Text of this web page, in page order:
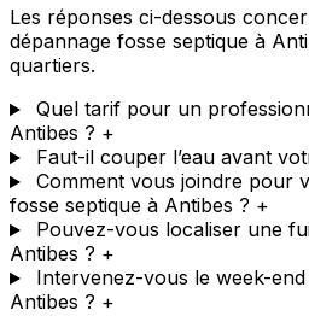
Les réponses ci-dessous
dépannage fosse septique à
quartiers.
Quel tarif pour un
Antibes ? +
Faut-il couper l’eau avant
Comment vous joindre pour
fosse septique à Antibes ? +
Pouvez-vous localiser une
Antibes ? +
Intervenez-vous le week-
Antibes ? +